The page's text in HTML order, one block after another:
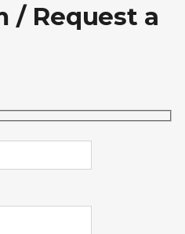
/ Request a